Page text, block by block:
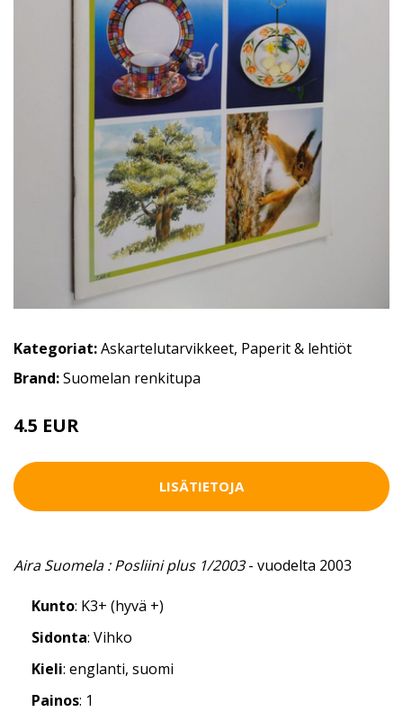
Kategoriat:Askartelutarvikkeet, Paperit & lehtiöt
Brand:Suomelan renkitupa
4.5 EUR
LISÄTIETOJA
Aira Suomela : Posliini plus 1/2003- vuodelta 2003
Kunto: K3+ (hyvä +)
Sidonta: Vihko
Kieli: englanti, suomi
Painos: 1